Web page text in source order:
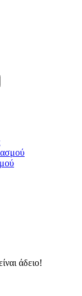
άδειο!